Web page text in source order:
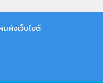
นผังเว็บไซต์